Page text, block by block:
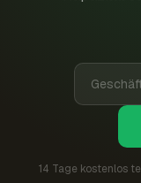
14 Tage kostenlos